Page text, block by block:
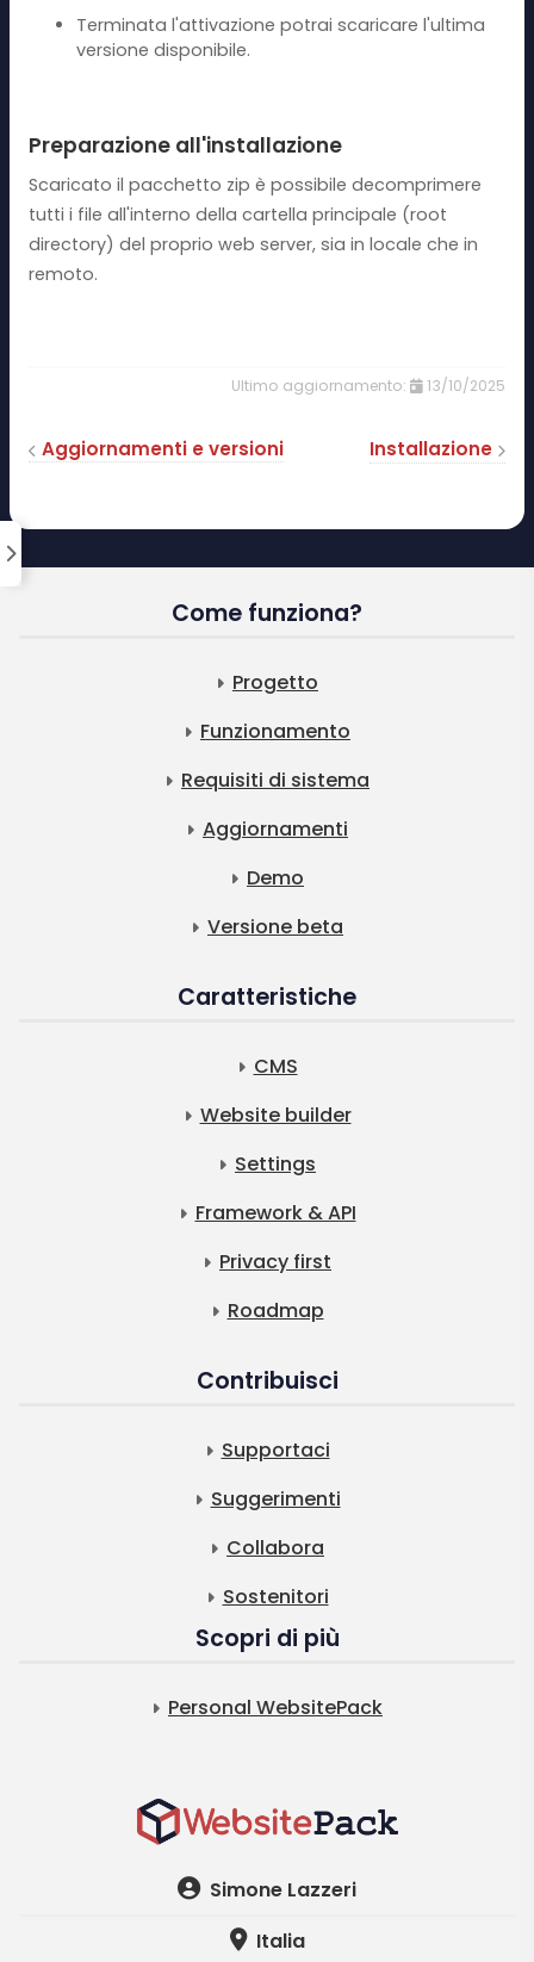
Terminata l'attivazione potrai scaricare l'ultima
versione disponibile.
Preparazione all'installazione
Scaricato il pacchetto zip è possibile decomprimere
tutti i file all'interno della cartella principale (root
directory) del proprio web server, sia in locale che in
remoto.
13/10/2025
Aggiornamenti e versioni Installazione
Come funziona?
Progetto
Funzionamento
Requisiti di sistema
Aggiornamenti
Demo
Versione beta
Caratteristiche
CMS
Website builder
Settings
Framework & API
Privacy first
Roadmap
Contribuisci
Supportaci
Suggerimenti
Collabora
Sostenitori
Scopri di più
Personal WebsitePack
Simone Lazzeri
Italia